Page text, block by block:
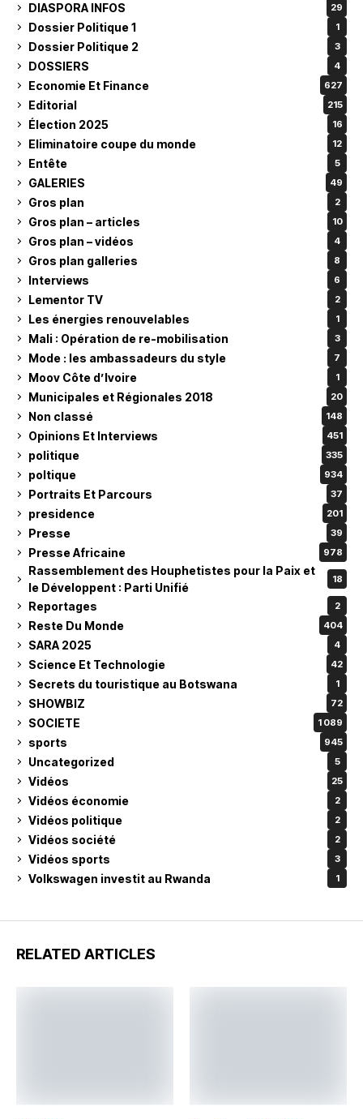
DIASPORA INFOS 29
Dossier Politique 1 1
Dossier Politique 2 3
DOSSIERS 4
Economie Et Finance 627
Editorial 215
Élection 2025 16
Eliminatoire coupe du monde 12
Entête 5
GALERIES 49
Gros plan 2
Gros plan – articles 10
Gros plan – vidéos 4
Gros plan galleries 8
Interviews 6
Lementor TV 2
Les énergies renouvelables 1
Mali : Opération de re-mobilisation 3
Mode : les ambassadeurs du style 7
Moov Côte d’Ivoire 1
Municipales et Régionales 2018 20
Non classé 148
Opinions Et Interviews 451
politique 335
poltique 934
Portraits Et Parcours 37
presidence 201
Presse 39
Presse Africaine 978
Rassemblement des Houphetistes pour la Paix et
le Développent : Parti Unifié
18
Reportages 2
Reste Du Monde 404
SARA 2025 4
Science Et Technologie 42
Secrets du touristique au Botswana 1
SHOWBIZ 72
SOCIETE 1 089
sports 945
Uncategorized 5
Vidéos 25
Vidéos économie 2
Vidéos politique 2
Vidéos société 2
Vidéos sports 3
Volkswagen investit au Rwanda 1
RELATED ARTICLES